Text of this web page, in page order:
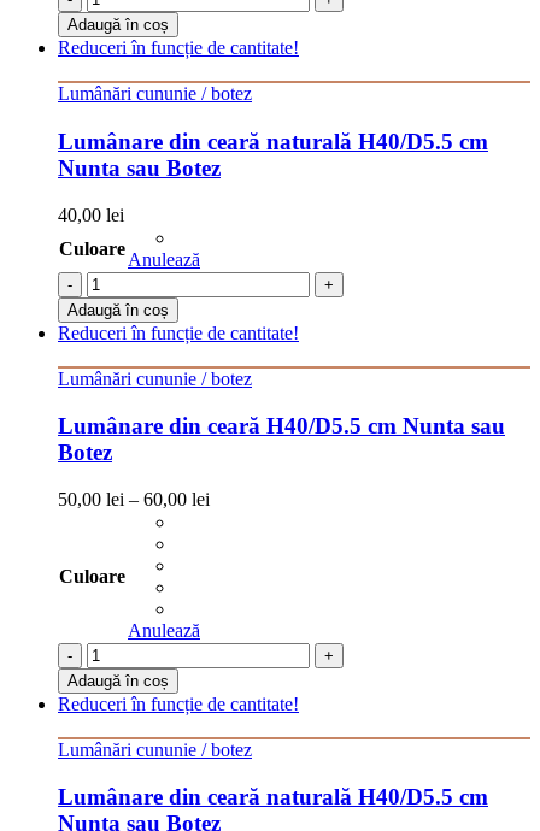
Adaugă în coș
Reduceri în funcție de cantitate!
Lumânări cununie / botez
Lumânare din ceară naturală H40/D5.5 cm
Nunta sau Botez
40,00 lei
Culoare
Anulează
-
+
Adaugă în coș
Reduceri în funcție de cantitate!
Lumânări cununie / botez
Lumânare din ceară H40/D5.5 cm Nunta sau
Botez
50,00 lei – 60,00 lei
Culoare
Anulează
-
+
Adaugă în coș
Reduceri în funcție de cantitate!
Lumânări cununie / botez
Lumânare din ceară naturală H40/D5.5 cm
Nunta sau Botez